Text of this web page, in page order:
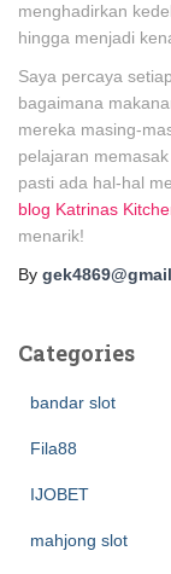
menghadirkan
hingga menjadi
Saya percaya
bagaimana
mereka masing-
pelajaran
pasti ada hal-hal
blog Katrinas
menarik!
By
Categories
bandar slot
Fila88
IJOBET
mahjong slot